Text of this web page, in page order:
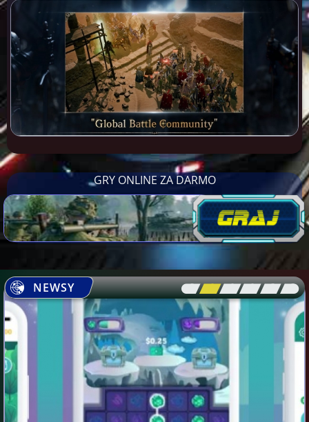
GRY ONLINE ZA DARMO
NEWSY [\ \\ \\ \\ \\ \]